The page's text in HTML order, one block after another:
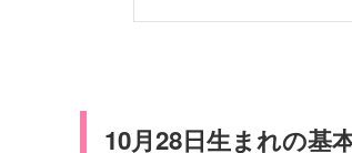
10月28日生まれの基